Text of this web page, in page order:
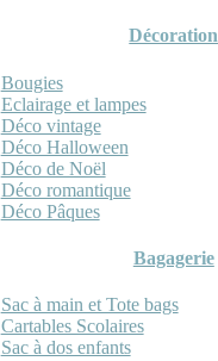
Décoration
Bougies
Eclairage et lampes
Déco vintage
Déco Halloween
Déco de Noël
Déco romantique
Déco Pâques
Bagagerie
Sac à main et Tote bags
Cartables Scolaires
Sac à dos enfants